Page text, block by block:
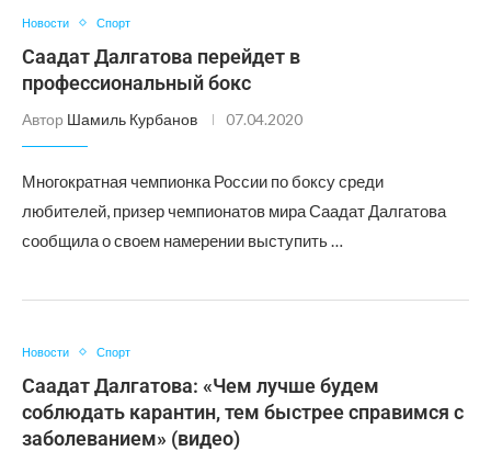
Новости Спорт
Саадат Далгатова перейдет в
профессиональный бокс
Автор Шамиль Курбанов 07.04.2020
Многократная чемпионка России по боксу среди
любителей, призер чемпионатов мира Саадат Далгатова
сообщила о своем намерении выступить …
Новости Спорт
Саадат Далгатова: «Чем лучше будем
соблюдать карантин, тем быстрее справимся с
заболеванием» (видео)